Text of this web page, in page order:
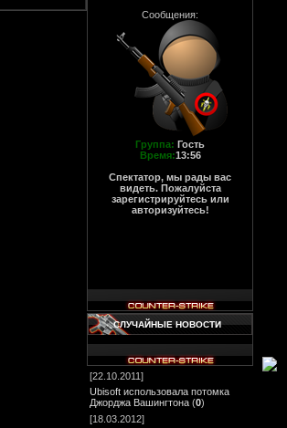
Сообщения:
Группа: Гость
Время:13:56
Спектатор, мы рады вас
видеть. Пожалуйста
зарегистрируйтесь или
авторизуйтесь!
СЛУЧАЙНЫЕ НОВОСТИ
[22.10.2011]
Ubisoft использовала потомка
Джорджа Вашингтона (0)
[18.03.2012]